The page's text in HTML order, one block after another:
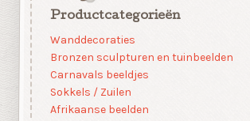
Productcategorieën
Wanddecoraties
Bronzen sculpturen en tuinbeelden
Carnavals beeldjes
Sokkels / Zuilen
Afrikaanse beelden